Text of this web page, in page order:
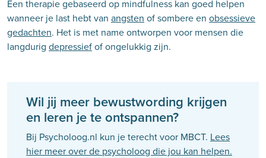
Een therapie gebaseerd op mindfulness kan goed helpen
wanneer je last hebt van angsten of sombere en obsessieve
gedachten. Het is met name ontworpen voor mensen die
langdurig depressiefof ongelukkig zijn.
Wil jij meer bewustwording krijgen
en leren je te ontspannen?
Bij Psycholoog.nl kun je terecht voor MBCT. Lees
hier meer over de psycholoog die jou kan helpen.